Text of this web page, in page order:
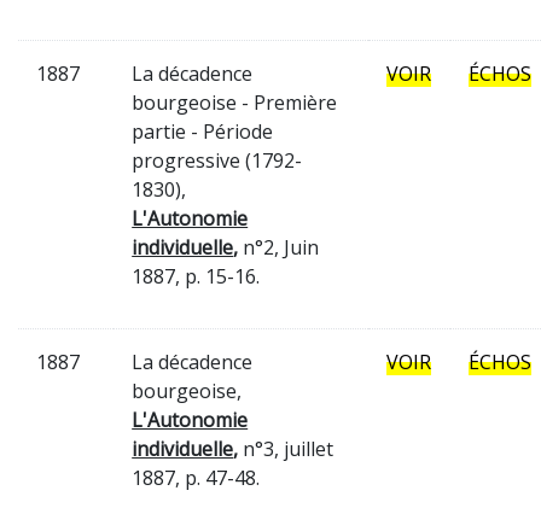
1887
La décadence
bourgeoise - Première
partie - Période
progressive (1792-
1830),
L'Autonomie
individuelle, n°2, Juin
1887, p. 15-16.
VOIR ÉCHOS
1887
La décadence
bourgeoise,
L'Autonomie
individuelle, n°3, juillet
1887, p. 47-48.
VOIR ÉCHOS